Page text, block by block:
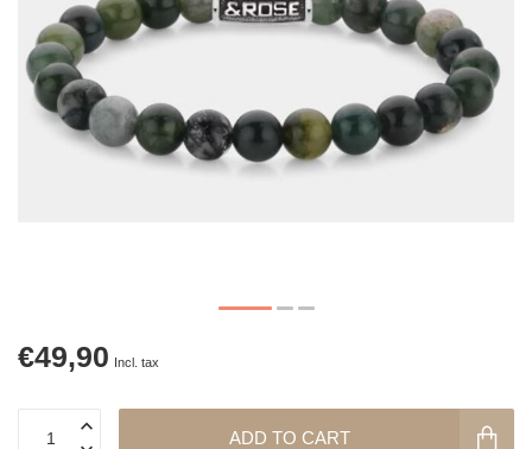
€49,90 Incl. tax
ADD TO CART